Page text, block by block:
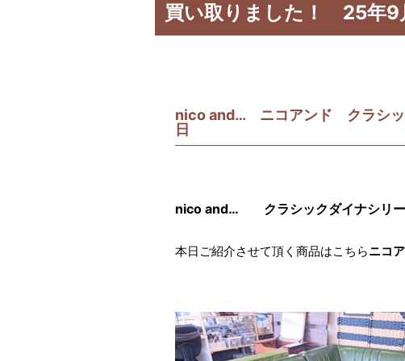
買い取りました！ 25年9
nico and… ニコアンド クラシッ
日
nico and… クラシックダイナシリー
本日ご紹介させて頂く商品はこちらニコ